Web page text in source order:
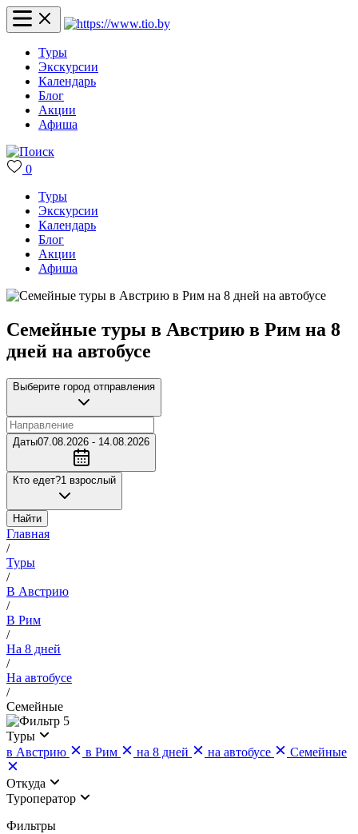
Туры
Экскурсии
Календарь
Блог
Акции
Афиша
0
Туры
Экскурсии
Календарь
Блог
Акции
Афиша
Семейные туры в Австрию в Рим на 8
дней на автобусе
Выберите город отправления
Даты07.08.2026 - 14.08.2026
Кто едет?1 взрослый
Найти
Главная
/
Туры
/
В Австрию
/
В Рим
/
На 8 дней
/
На автобусе
/
Семейные
5
Туры
в Австрию
в Рим на 8 дней на автобусе Семейные
Откуда
Туроператор
Фильтры